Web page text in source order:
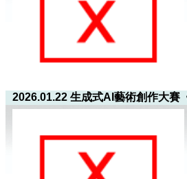
2026.01.22 生成式AI藝術創作大賽